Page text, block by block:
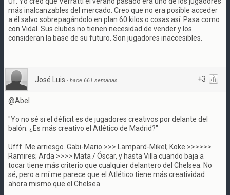
más inalcanzables del mercado. Creo que no era posible acceder
a él salvo sobrepagándolo en plan 60 kilos o cosas así. Pasa como
con Vidal. Sus clubes no tienen necesidad de vender y los
consideran la base de su futuro. Son jugadores inaccesibles.
+3
José Luis · hace 661 semanas
@Abel
"Yo no sé si el déficit es de jugadores creativos por delante del
balón. ¿Es más creativo el Atlético de Madrid?"
Ufff. Me arriesgo. Gabi-Mario >>> Lampard-Mikel; Koke >>>>>>
Ramires; Arda >>>> Mata / Óscar, y hasta Villa cuando baja a
tocar tiene más criterio que cualquier delantero del Chelsea. No
sé, pero a mí me parece que el Atlético tiene más creatividad
ahora mismo que el Chelsea.